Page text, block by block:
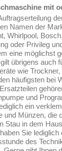
mit
Namen der
Whirlpool,
oder Privileg
eine möglichst
übrigens auch
wie
häufigsten bei
und
ein
und Münzen, die
Stau in dem
Sie lediglich
des